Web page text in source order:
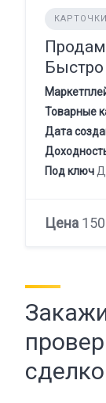
КАРТОЧКИ
Товарные
Дата
Под ключ
Цена